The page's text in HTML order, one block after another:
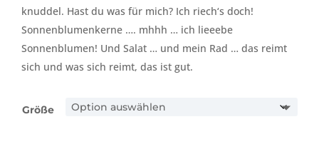
knuddel. Hast du was für mich? Ich riech‘s doch!
Sonnenblumenkerne …. mhhh … ich lieeebe
Sonnenblumen! Und Salat … und mein Rad … das reimt
sich und was sich reimt, das ist gut.
Größe